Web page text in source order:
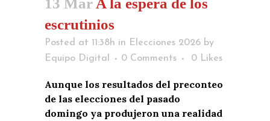
13 Mar A la espera de los
escrutinios
Posted at 11:38h in Elecciones 2026 by
Equipo Digital
0 Comments 0 Likes
Aunque los resultados del preconteo
de las elecciones del pasado
domingo ya produjeron una realidad